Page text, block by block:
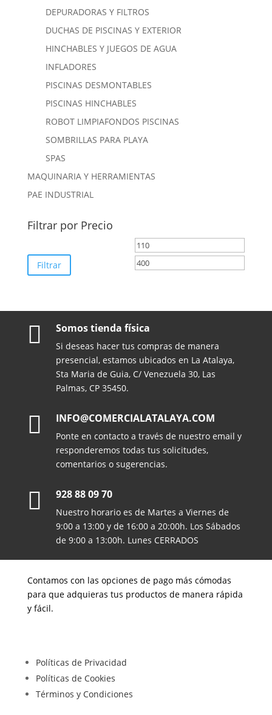
DEPURADORAS Y FILTROS
DUCHAS DE PISCINAS Y EXTERIOR
HINCHABLES Y JUEGOS DE AGUA
INFLADORES
PISCINAS DESMONTABLES
PISCINAS HINCHABLES
ROBOT LIMPIAFONDOS PISCINAS
SOMBRILLAS PARA PLAYA
SPAS
MAQUINARIA Y HERRAMIENTAS
PAE INDUSTRIAL
Filtrar por Precio
Precio
mínimo
Filtrar
 Somos tienda física
Si deseas hacer tus compras de manera
presencial, estamos ubicados en La Atalaya,
Sta Maria de Guia, C/ Venezuela 30, Las
Palmas, CP 35450.
 INFO@COMERCIALATALAYA.COM
Ponte en contacto a través de nuestro email y
responderemos todas tus solicitudes,
comentarios o sugerencias.
 928 88 09 70
Nuestro horario es de Martes a Viernes de
9:00 a 13:00 y de 16:00 a 20:00h. Los Sábados
de 9:00 a 13:00h. Lunes CERRADOS
Contamos con las opciones de pago más cómodas
para que adquieras tus productos de manera rápida
y fácil.
Políticas de Privacidad
Políticas de Cookies
Términos y Condiciones